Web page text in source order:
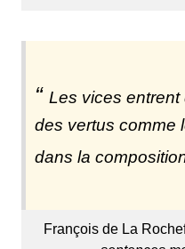
Les vices
des vertus comme
dans la
François de La